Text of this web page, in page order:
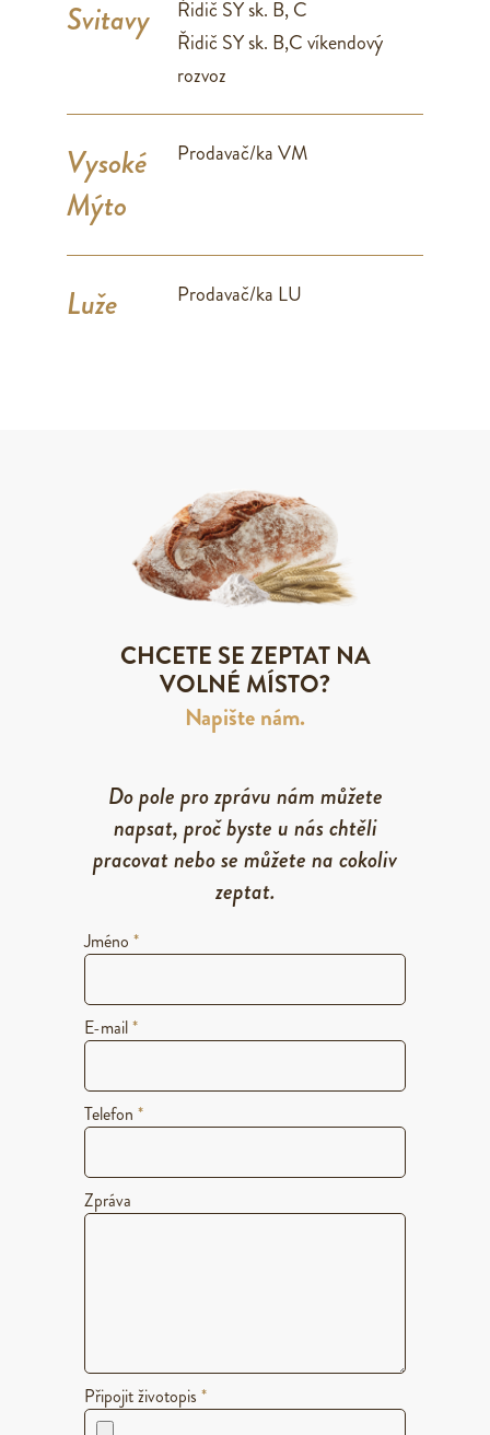
Svitavy
Řidič SY sk. B, C
Řidič SY sk. B,C víkendový
rozvoz
Vysoké
Mýto
Prodavač/ka VM
Luže Prodavač/ka LU
CHCETE SE ZEPTAT NA
VOLNÉ MÍSTO?
Napište nám.
Do pole pro zprávu nám můžete
napsat, proč byste u nás chtěli
pracovat nebo se můžete na cokoliv
zeptat.
Jméno *
E-mail*
Telefon *
Zpráva
Připojit životopis *